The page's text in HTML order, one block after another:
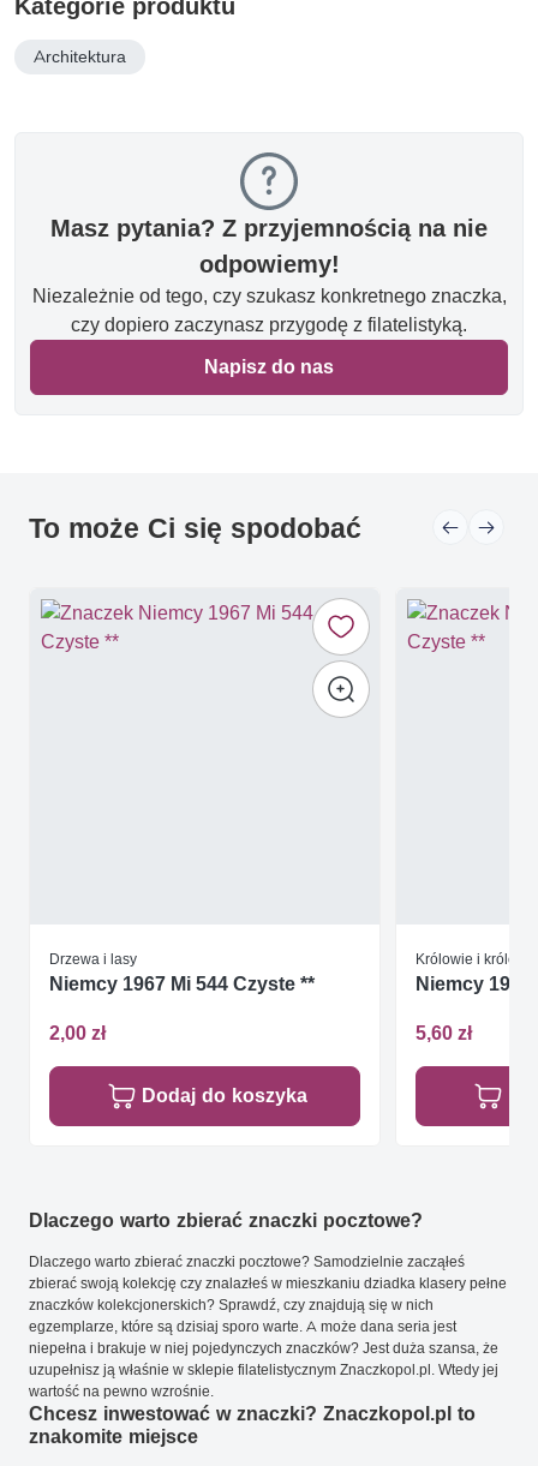
Architektura
Masz pytania? Z przyjemnością na nie
odpowiemy!
Niezależnie od tego, czy szukasz konkretnego znaczka,
czy dopiero zaczynasz przygodę z filatelistyką.
Napisz do nas
To może Ci się spodobać
Drzewa i lasy
Niemcy 1967 Mi 544 Czyste **
2,00 zł
Dodaj do koszyka
Królowie i królowe
Niemcy 1986
5,60 zł
Dlaczego warto zbierać znaczki pocztowe?
Dlaczego warto zbierać znaczki pocztowe? Samodzielnie zacząłeś
zbierać swoją kolekcję czy znalazłeś w mieszkaniu dziadka klasery pełne
znaczków kolekcjonerskich? Sprawdź, czy znajdują się w nich
egzemplarze, które są dzisiaj sporo warte. A może dana seria jest
niepełna i brakuje w niej pojedynczych znaczków? Jest duża szansa, że
uzupełnisz ją właśnie w sklepie filatelistycznym Znaczkopol.pl. Wtedy jej
wartość na pewno wzrośnie.
Chcesz inwestować w znaczki? Znaczkopol.pl to
znakomite miejsce